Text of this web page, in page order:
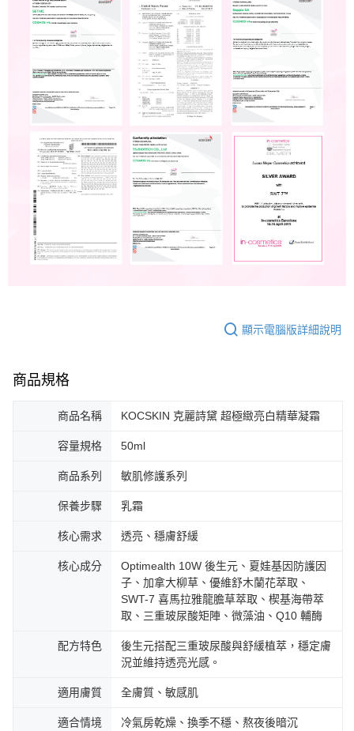
顯示電腦版詳細說明
商品規格
商品名稱 KOCSKIN 克麗詩黛 超極緻亮白精華凝霜
容量規格 50ml
商品系列 敏肌修護系列
保養步驟 乳霜
核心需求 透亮、穩膚舒緩
核心成分
Optimealth 10W 後生元、夏娃基因防護因
子、加拿大柳草、優維舒木蘭花萃取、
SWT-7 喜馬拉雅龍膽草萃取、楔基海帶萃
取、三重玻尿酸矩陣、微藻油、Q10 輔酶
配方特色
後生元搭配三重玻尿酸與舒緩植萃，穩定膚
況並維持透亮光感。
適用膚質 全膚質、敏感肌
適合情境 冷氣房乾燥、換季不穩、熬夜後暗沉